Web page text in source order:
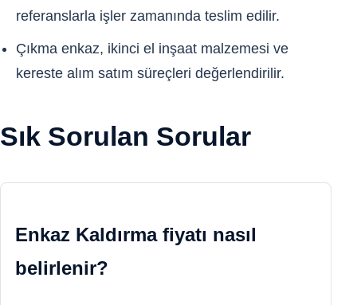
referanslarla işler zamanında teslim edilir.
Çıkma enkaz, ikinci el inşaat malzemesi ve
kereste alım satım süreçleri değerlendirilir.
Sık Sorulan Sorular
Enkaz Kaldırma fiyatı nasıl
belirlenir?